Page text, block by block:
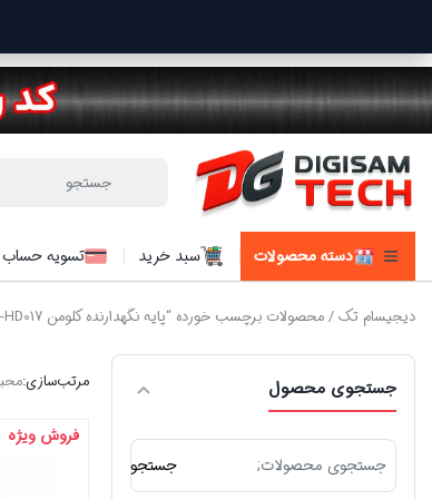
دسته محصولات سبد خرید تسویه حساب
دیجیسام تک/ محصولات برچسب خورده “پایه نگهدارنده کلومن K-HD017”
جستجوی محصول
برای:
جستجو
مرتب‌سازی:
فروش ویژه